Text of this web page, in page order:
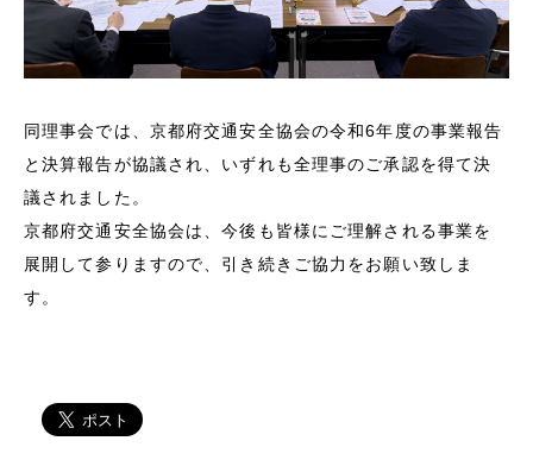
同理事会では、京都府交通安全協会の令和6年度の事業報告
と決算報告が協議され、いずれも全理事のご承認を得て決
議されました。
京都府交通安全協会は、今後も皆様にご理解される事業を
展開して参りますので、引き続きご協力をお願い致しま
す。